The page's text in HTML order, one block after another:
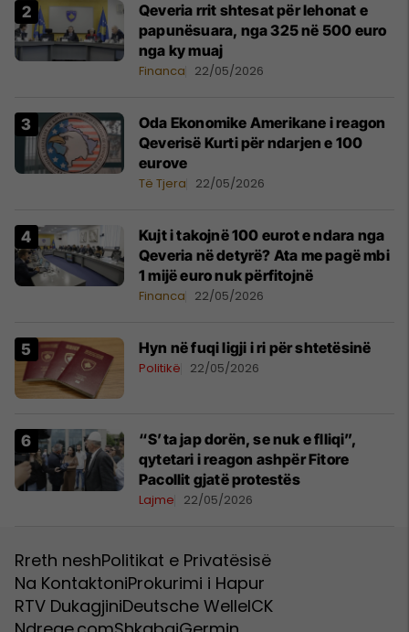
Qeveria rrit shtesat për lehonat e
papunësuara, nga 325 në 500 euro
nga ky muaj
Financa 22/05/2026
Oda Ekonomike Amerikane i reagon
Qeverisë Kurti për ndarjen e 100
eurove
Të Tjera 22/05/2026
​Kujt i takojnë 100 eurot e ndara nga
Qeveria në detyrë? Ata me pagë mbi
1 mijë euro nuk përfitojnë
Financa 22/05/2026
Hyn në fuqi ligji i ri për shtetësinë
Politikë 22/05/2026
“S’ta jap dorën, se nuk e flliqi”,
qytetari i reagon ashpër Fitore
Pacollit gjatë protestës
Lajme 22/05/2026
Rreth neshPolitikat e Privatësisë
Na KontaktoniProkurimi i Hapur
RTV DukagjiniDeutsche WelleICK